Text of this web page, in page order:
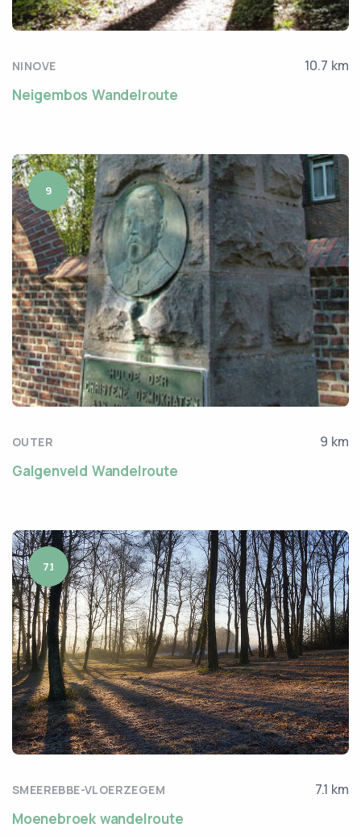
NINOVE 10.7 km
Neigembos Wandelroute
9
OUTER 9 km
Galgenveld Wandelroute
7.1
SMEEREBBE-VLOERZEGEM 7.1 km
Moenebroek wandelroute